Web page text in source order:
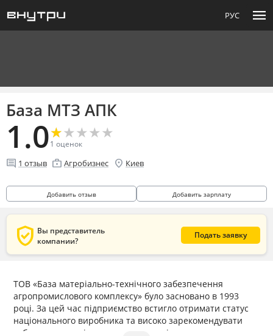
РУС menu
База МТЗ АПК
1.0★
★★
★★
★★
★★
★
1 оценок
comment 1 отзыв enterprise Агробизнес location_on Киев
Добавить отзыв Добавить зарплату
verified_user Вы представитель
компании?
Подать заявку
ТОВ «База матеріально-технічного забезпечення
агропромислового комплексу» було засновано в 1993
році. За цей час підприємство встигло отримати статус
національного виробника та високо зарекомендувати
себе як на внутрішньому ринку, так і за кордоном.